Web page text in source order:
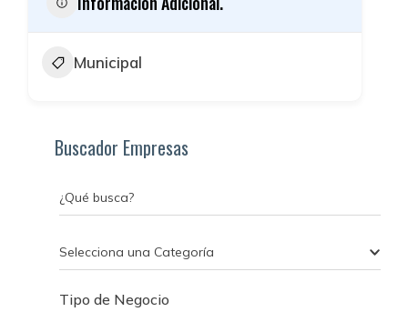
Municipal
Buscador Empresas
¿Qué busca?
Selecciona una Categoría
Tipo de Negocio